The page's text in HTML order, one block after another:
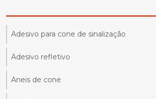
Adesivo para cone de sinalização
Adesivo refletivo
Aneis de cone